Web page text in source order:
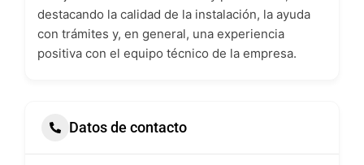
destacando la calidad de la instalación, la ayuda
con trámites y, en general, una experiencia
positiva con el equipo técnico de la empresa.
Datos de contacto